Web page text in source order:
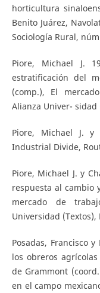
horticultura
Benito Juárez,
Sociología Rural,
Piore, Michael J.
estratificación del
(comp.), El
Alianza Univer- sidad
Piore, Michael J. y
Industrial Divide,
Piore, Michael J. y
respuesta al cambio
mercado de
Universidad
Posadas, Francisco
los obreros
de Grammont
en el campo